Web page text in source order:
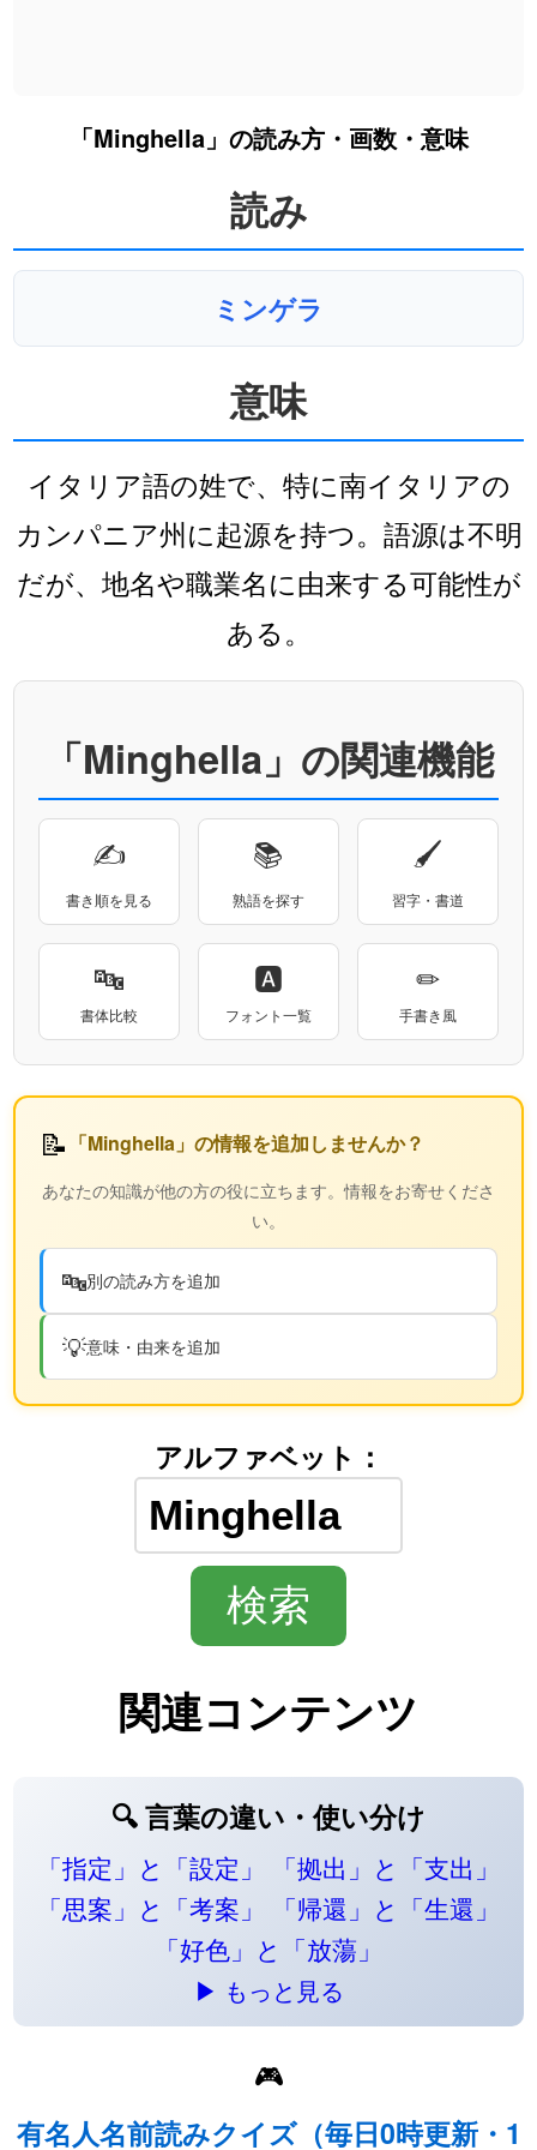
「Minghella」の読み方・画数・意味
読み
ミンゲラ
意味
イタリア語の姓で、特に南イタリアの
カンパニア州に起源を持つ。語源は不明
だが、地名や職業名に由来する可能性が
ある。
「Minghella」の関連機能
✍
書き順を見る
📚
熟語を探す
🖌
習字・書道
🔤
書体比較
🅰
フォント一覧
✏
手書き風
📝 「Minghella」の情報を追加しませんか？
あなたの知識が他の方の役に立ちます。情報をお寄せくださ
い。
🔤別の読み方を追加
💡意味・由来を追加
アルファベット：
関連コンテンツ
🔍 言葉の違い・使い分け
「指定」と「設定」
「拠出」と「支出」
「思案」と「考案」
「帰還」と「生還」
「好色」と「放蕩」
▶ もっと見る
🎮
有名人名前読みクイズ（毎日0時更新・1